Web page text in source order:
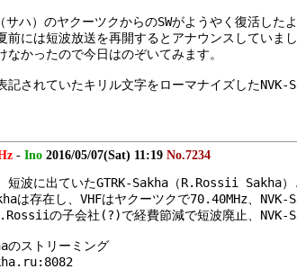
ハ）のヤクーツクからのSWがようやく復活したよ
前には短波放送を再開するとアナウンスしていまし
なかったので今日はのぞいてみます。
記されていたキリル文字をローマナイズしたNVK-
- Ino 2016/05/07(Sat) 11:19 No.7234
短波に出ていたGTRK-Sakha（R.Rossii Sakha）
は存在し、VHFはヤクーツクで70.40MHz、
の子会社(?)で経費節減で短波廃止、NVK-
ストリーミング